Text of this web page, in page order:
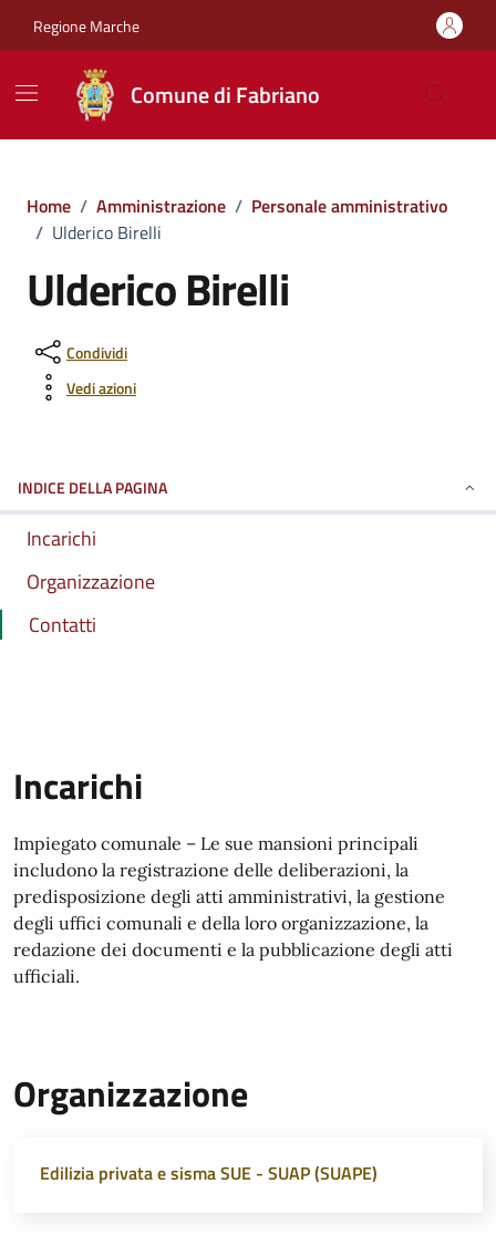
Regione Marche
Comune di Fabriano
Home / Amministrazione / Personale amministrativo
/ Ulderico Birelli
Ulderico Birelli
Condividi
Vedi azioni
INDICE DELLA PAGINA
Incarichi
Organizzazione
Contatti
Incarichi
Impiegato comunale – Le sue mansioni principali
includono la registrazione delle deliberazioni, la
predisposizione degli atti amministrativi, la gestione
degli uffici comunali e della loro organizzazione, la
redazione dei documenti e la pubblicazione degli atti
ufficiali.
Organizzazione
Edilizia privata e sisma SUE - SUAP (SUAPE)